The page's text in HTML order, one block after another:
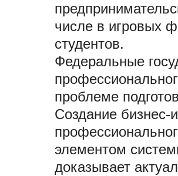
числе в игровых
студентов.
Федеральные
проблеме
Создание бизнес-
элементом
доказывает